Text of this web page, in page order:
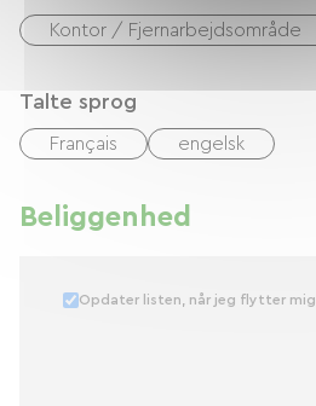
Kontor / Fjernarbejdsområde
Talte sprog
Français engelsk
Beliggenhed
Opdater listen, når jeg flytter mig